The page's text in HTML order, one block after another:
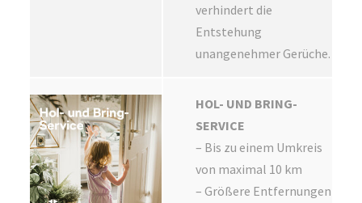
verhindert die
Entstehung
unangenehmer Gerüche.
HOL- UND BRING-
SERVICE
– Bis zu einem Umkreis
von maximal 10 km
– Größere Entfernungen